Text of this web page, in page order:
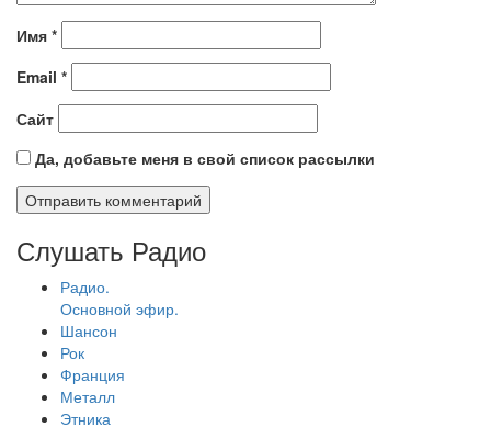
Имя *
Email *
Сайт
Да, добавьте меня в свой список рассылки
Слушать Радио
Радио.
Основной эфир.
Шансон
Рок
Франция
Металл
Этника